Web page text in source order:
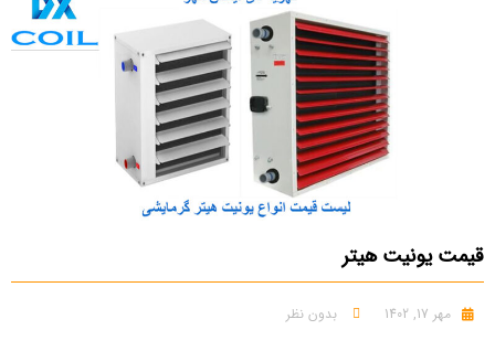
قیمت یونیت هیتر
مهر 17, 1402 بدون نظر